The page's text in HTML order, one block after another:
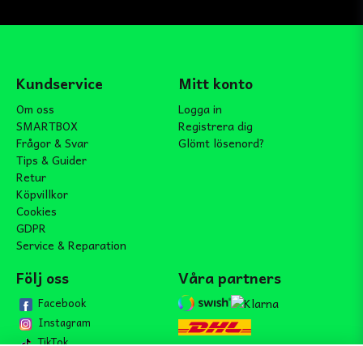
Kundservice
Om oss
SMARTBOX
Frågor & Svar
Tips & Guider
Retur
Köpvillkor
Cookies
GDPR
Service & Reparation
Mitt konto
Logga in
Registrera dig
Glömt lösenord?
Följ oss
Facebook
Instagram
TikTok
Våra partners